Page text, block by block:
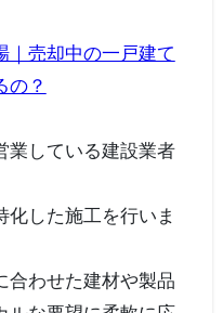
｜売却中の一戸建て
の？
業している建設業者
化した施工を行いま
合わせた建材や製品